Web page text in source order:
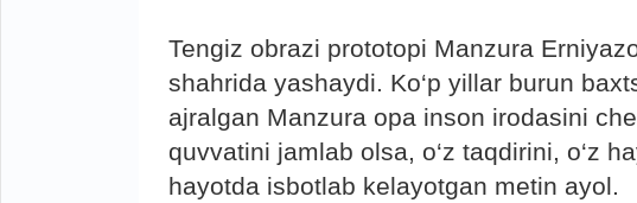
Tengiz obrazi prototopi Manzura
shahrida yashaydi. Ko‘p yillar burun
ajralgan Manzura opa inson irodasini
quvvatini jamlab olsa, o‘z taqdirini, o‘z
hayotda isbotlab kelayotgan metin ayol.